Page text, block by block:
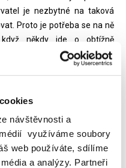
návštěvnosti a
využíváme soubory
web používáte, sdílíme
a analýzy. Partneři
je nezbytné na taková
Proto je potřeba se na ně
někdy jde o obtížně
ministr financí Vlastimil
dobrovolných
techniky v současné
při zásahu,“ řekl Jan
záchranářů v